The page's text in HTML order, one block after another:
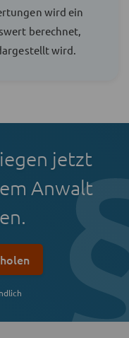
wird ein
berechnet,
wird.
jetzt
Anwalt